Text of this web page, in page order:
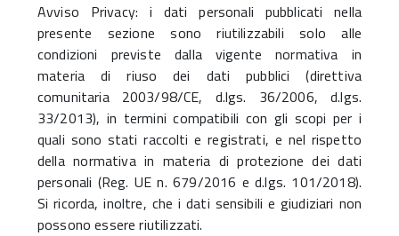
Avviso Privacy: i dati personali pubblicati nella
presente sezione sono riutilizzabili solo alle
condizioni previste dalla vigente normativa in
materia di riuso dei dati pubblici (direttiva
comunitaria 2003/98/CE, d.lgs. 36/2006, d.lgs.
33/2013), in termini compatibili con gli scopi per i
quali sono stati raccolti e registrati, e nel rispetto
della normativa in materia di protezione dei dati
personali (Reg. UE n. 679/2016 e d.lgs. 101/2018).
Si ricorda, inoltre, che i dati sensibili e giudiziari non
possono essere riutilizzati.